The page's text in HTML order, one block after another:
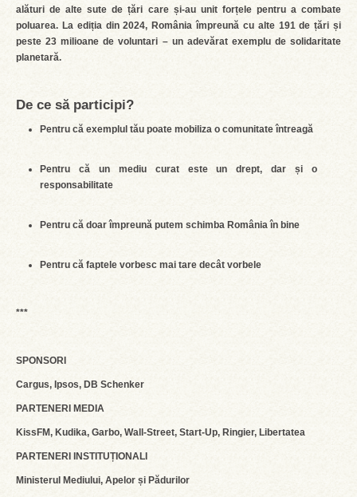
alături de alte sute de țări care și-au unit forțele pentru a combate
poluarea. La ediția din 2024, România împreună cu alte 191 de țări și
peste 23 milioane de voluntari – un adevărat exemplu de solidaritate
planetară.
De ce să participi?
Pentru că exemplul tău poate mobiliza o comunitate întreagă
Pentru că un mediu curat este un drept, dar și o
responsabilitate
Pentru că doar împreună putem schimba România în bine
Pentru că faptele vorbesc mai tare decât vorbele
***
SPONSORI
Cargus, Ipsos, DB Schenker
PARTENERI MEDIA
KissFM, Kudika, Garbo, Wall-Street, Start-Up, Ringier, Libertatea
PARTENERI INSTITUȚIONALI
Ministerul Mediului, Apelor și Pădurilor